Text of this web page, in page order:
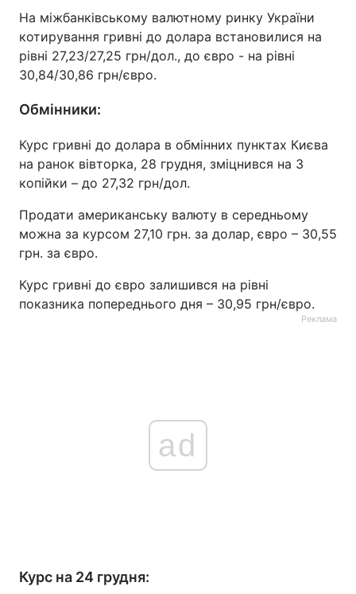
На міжбанківському валютному ринку України
котирування гривні до долара встановилися на
рівні 27,23/27,25 грн/дол., до євро - на рівні
30,84/30,86 грн/євро.
Обмінники:
Курс гривні до долара в обмінних пунктах Києва
на ранок вівторка, 28 грудня, зміцнився на 3
копійки – до 27,32 грн/дол.
Продати американську валюту в середньому
можна за курсом 27,10 грн. за долар, євро – 30,55
грн. за євро.
Курс гривні до євро залишився на рівні
показника попереднього дня – 30,95 грн/євро.
Реклама
ad
Курс на 24 грудня: